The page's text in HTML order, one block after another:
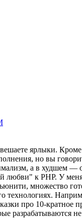
ярлыки.
но вы
а в худшем —
к PHP. У
множество
технологиях.
про 10-
разрабатываются